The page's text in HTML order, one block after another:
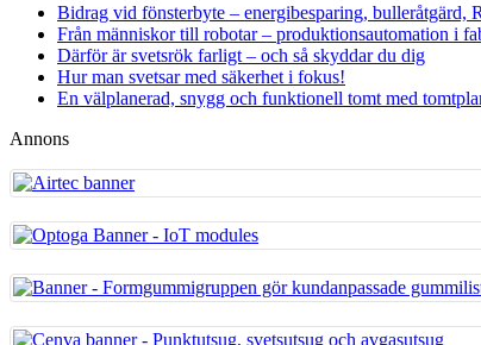
Bidrag vid fönsterbyte – energibesparing, bulleråtgärd,
Från människor till robotar – produktionsautomation i
Därför är svetsrök farligt – och så skyddar du dig
Hur man svetsar med säkerhet i fokus!
En välplanerad, snygg och funktionell tomt med
Annons